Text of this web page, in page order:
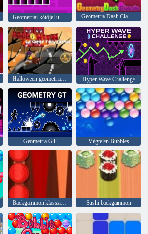
Geometria Dash Classic
Halloween geometriai kötőjel Hyper Wave Challenge
Geometria GT Végtelen Bubbles
Backgammon klasszikus Sushi backgammon